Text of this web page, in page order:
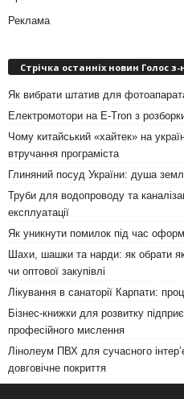
Реклама
Стрічка останніх новин Голос з-
Як вибрати штатив для
Електромотори на E-Tron з
Чому китайський «хайтек» на
втручання програміста
Глиняний посуд України: душа
Труби для водопроводу та
експлуатації
Як уникнути помилок під час
Шахи, шашки та нарди: як обрати
чи оптової закупівлі
Лікування в санаторії Карпати:
Бізнес-книжки для розвитку
професійного мислення
Лінолеум ПВХ для сучасного
довговічне покриття